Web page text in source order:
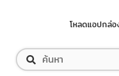
โหลดแอปกล่อ